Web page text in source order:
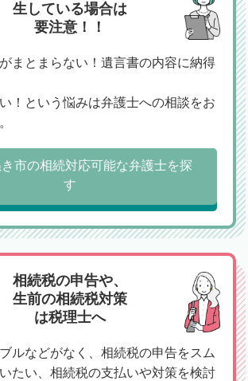
生している場合は
要注意！！
まとまらない！遺言書の内容に納得
！という悩みは弁護士への相談をお
市の相続対応可能な弁護士を探
す
相続税の申告や、
生前の相続税対策
は税理士へ
ルなどがなく、相続税の申告をスム
たい、相続税の支払いや対策を検討